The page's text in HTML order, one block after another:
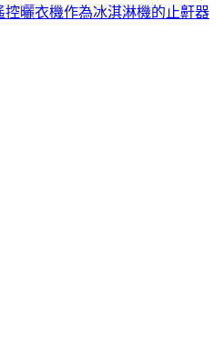
控曬衣機作為冰淇淋機的止鼾器